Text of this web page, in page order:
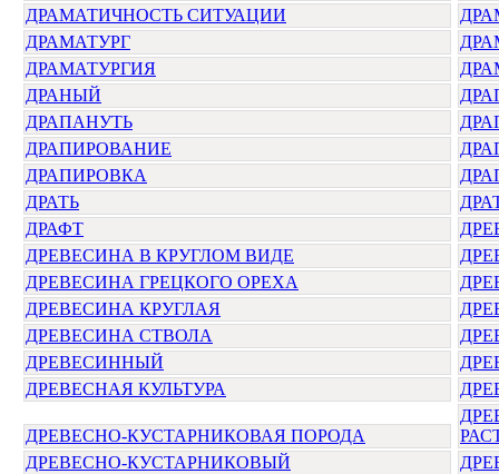
ДРАМАТИЧНОСТЬ СИТУАЦИИ
ДРАМАТУРГ
ДРАМАТУРГИЯ
ДРАНЫЙ
ДРАПАНУТЬ
ДРАПИРОВАНИЕ
ДРАПИРОВКА
ДРАТЬ
ДРАФТ
ДРЕВЕСИНА В КРУГЛОМ ВИДЕ
ДРЕВЕСИНА ГРЕЦКОГО ОРЕХА
ДРЕВЕСИНА КРУГЛАЯ
ДРЕВЕСИНА СТВОЛА
ДРЕВЕСИННЫЙ
ДРЕВЕСНАЯ КУЛЬТУРА
ДРЕВЕСНО-КУСТАРНИКОВАЯ ПОРОДА
ДРЕВЕСНО-КУСТАРНИКОВЫЙ